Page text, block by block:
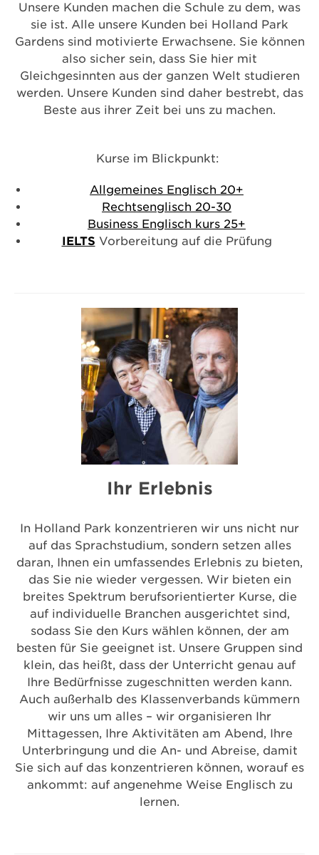
Unsere Kunden machen die Schule zu dem, was
sie ist. Alle unsere Kunden bei Holland Park
Gardens sind motivierte Erwachsene. Sie können
also sicher sein, dass Sie hier mit
Gleichgesinnten aus der ganzen Welt studieren
werden. Unsere Kunden sind daher bestrebt, das
Beste aus ihrer Zeit bei uns zu machen.
Kurse im Blickpunkt:
Allgemeines Englisch 20+
Rechtsenglisch 20-30
Business Englisch kurs 25+
IELTS Vorbereitung auf die Prüfung
Ihr Erlebnis
In Holland Park konzentrieren wir uns nicht nur
auf das Sprachstudium, sondern setzen alles
daran, Ihnen ein umfassendes Erlebnis zu bieten,
das Sie nie wieder vergessen. Wir bieten ein
breites Spektrum berufsorientierter Kurse, die
auf individuelle Branchen ausgerichtet sind,
sodass Sie den Kurs wählen können, der am
besten für Sie geeignet ist. Unsere Gruppen sind
klein, das heißt, dass der Unterricht genau auf
Ihre Bedürfnisse zugeschnitten werden kann.
Auch außerhalb des Klassenverbands kümmern
wir uns um alles – wir organisieren Ihr
Mittagessen, Ihre Aktivitäten am Abend, Ihre
Unterbringung und die An- und Abreise, damit
Sie sich auf das konzentrieren können, worauf es
ankommt: auf angenehme Weise Englisch zu
lernen.